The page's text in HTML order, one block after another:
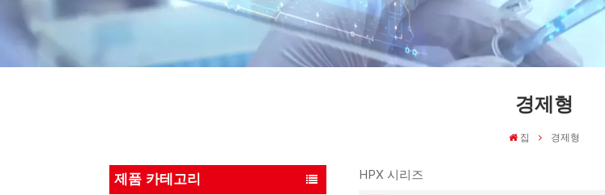
경제형
집 경제형
제품 카테고리 HPX 시리즈